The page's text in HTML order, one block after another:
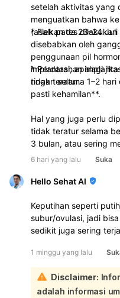
setelah aktivitas yang
menguatkan bahwa
(asalkan tes dilakukan
* Flek pada 23–24
disebabkan oleh
penggunaan pil
implantasi, apalagi
tidak teratur.
* Perdarahan
ringan selama 1–2
pasti kehamilan**.
Hal yang juga perlu
tidak teratur selama
3 bulan, atau sering
sebaiknya periksa ke
gangguan tiroid, atau
6 hari yang lalu Suka
Hello Sehat AI
Keputihan seperti
subur/ovulasi, jadi
sedikit juga sering
Kalau haid Anda
keputihan putih telur
bisa saja masih
atau mendekati masa
1 minggu yang lalu
Disclaimer:
adalah informasi